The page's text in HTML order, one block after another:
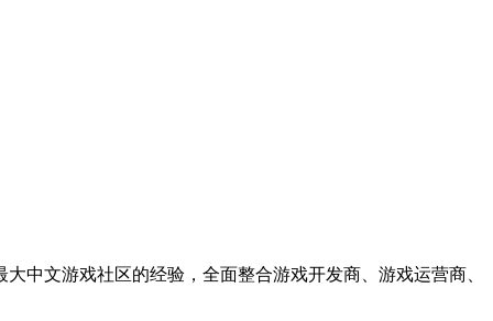
中文游戏社区的经验，全面整合游戏开发商、游戏运营商、